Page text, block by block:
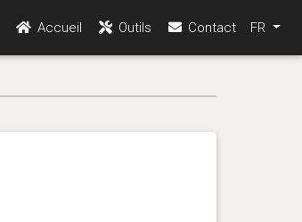
Accueil Outils Contact FR